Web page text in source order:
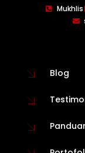
WIJAYA
Mukhlis
Blog